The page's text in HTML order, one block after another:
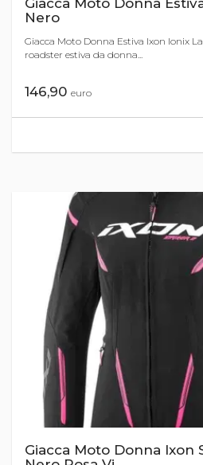
Giacca Moto Donna
Nero
Giacca Moto Donna Estiva Ixon Ionix
roadster estiva da donna...
146,90 euro
Giacca Moto Donna Ixon